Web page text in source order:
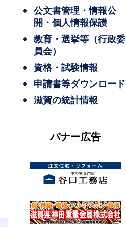
公文書管理・情報公
開・個人情報保護
教育・選挙等（行政委
員会）
資格・試験情報
申請書等ダウンロード
滋賀の統計情報
バナー広告